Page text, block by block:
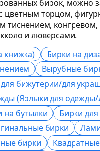
бирок, можно
цветным торцом,
тиснением,
и люверсами.
книжка)
Бирки на
Вырубные
бижутерии/для
(Ярлыки для
на бутылки
Бирки
бирки
бирки